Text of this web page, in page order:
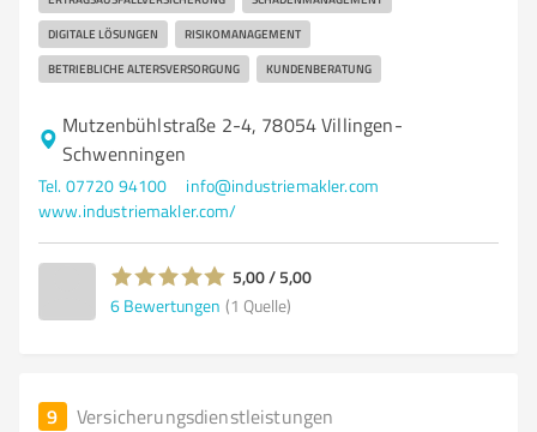
DIGITALE LÖSUNGEN RISIKOMANAGEMENT
BETRIEBLICHE ALTERSVERSORGUNG KUNDENBERATUNG
Mutzenbühlstraße 2-4, 78054 Villingen-
Schwenningen
Tel. 07720 94100
info@industriemakler.com
www.industriemakler.com/
5,00 / 5,00
6 Bewertungen (1 Quelle)
9 Versicherungsdienstleistungen